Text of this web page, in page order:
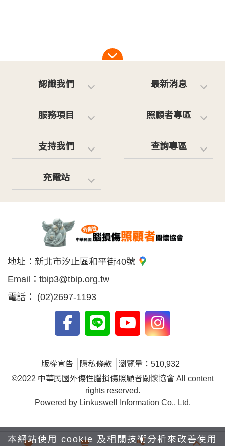
認識我們 最新消息
服務項目 照顧者專區
支持我們 查詢專區
充電站
地址： 新北市汐止區和平街40號
Email： tbip3@tbip.org.tw
電話：
(02)2697-1193
版權宣告 隱私條款
瀏覽量：510,932
©2022 中華民國外傷性腦損傷照顧者關懷協會 All content
rights reserved.
Powered by Linkuswell Information Co., Ltd.
本網站使用 cookie 及相關技術分析來改善使用